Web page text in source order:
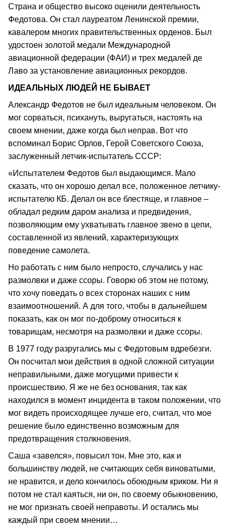
Страна и общество высоко оценили деятельность
Федотова. Он стал лауреатом Ленинской премии,
кавалером многих правительственных орденов. Был
удостоен золотой медали Международной
авиационной федерации (ФАИ) и трех медалей де
Лаво за установление авиационных рекордов.
ИДЕАЛЬНЫХ ЛЮДЕЙ НЕ БЫВАЕТ
Александр Федотов не был идеальным человеком. Он
мог сорваться, психануть, выругаться, настоять на
своем мнении, даже когда был неправ. Вот что
вспоминал Борис Орлов, Герой Советского Союза,
заслуженный летчик-испытатель СССР:
«Испытателем Федотов был выдающимся. Мало
сказать, что он хорошо делал все, положенное летчику-
испытателю КБ. Делал он все блестяще, и главное –
обладал редким даром анализа и предвидения,
позволяющим ему ухватывать главное звено в цепи,
составленной из явлений, характеризующих
поведение самолета.
Но работать с ним было непросто, случались у нас
размолвки и даже ссоры. Говорю об этом не потому,
что хочу поведать о всех сторонах наших с ним
взаимоотношений. А для того, чтобы в дальнейшем
показать, как он мог по-доброму относиться к
товарищам, несмотря на размолвки и даже ссоры.
В 1977 году разругались мы с Федотовым вдребезги.
Он посчитал мои действия в одной сложной ситуации
неправильными, даже могущими привести к
происшествию. Я же не без основания, так как
находился в момент инцидента в таком положении, что
мог видеть происходящее лучше его, считал, что мое
решение было единственно возможным для
предотвращения столкновения.
Саша «завелся», повысил тон. Мне это, как и
большинству людей, не считающих себя виноватыми,
не нравится, и дело кончилось обоюдным криком. Ни я
потом не стал каяться, ни он, по своему обыкновению,
не мог признать своей неправоты. И остались мы
каждый при своем мнении…